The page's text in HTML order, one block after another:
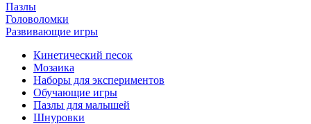
Пазлы
Головоломки
Развивающие игры
Кинетический песок
Мозаика
Наборы для экспериментов
Обучающие игры
Пазлы для малышей
Шнуровки